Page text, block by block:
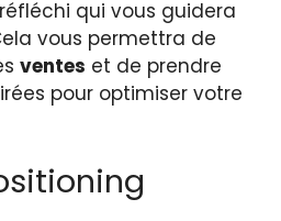
réfléchi qui vous guidera
vous permettra de
ventes et de prendre
pour optimiser votre